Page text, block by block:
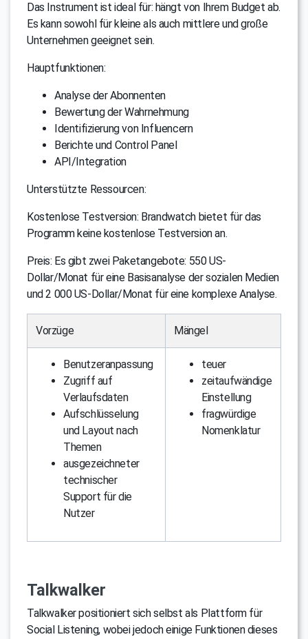
Das Instrument ist ideal für: hängt von Ihrem Budget ab.
Es kann sowohl für kleine als auch mittlere und große
Unternehmen geeignet sein.
Hauptfunktionen:
Analyse der Abonnenten
Bewertung der Wahrnehmung
Identifizierung von Influencern
Berichte und Control Panel
API/Integration
Unterstützte Ressourcen:
Kostenlose Testversion: Brandwatch bietet für das
Programm keine kostenlose Testversion an.
Preis: Es gibt zwei Paketangebote: 550 US-
Dollar/Monat für eine Basisanalyse der sozialen Medien
und 2 000 US-Dollar/Monat für eine komplexe Analyse.
Vorzüge Mängel
Benutzeranpassung
Zugriff auf
Verlaufsdaten
Aufschlüsselung
und Layout nach
Themen
ausgezeichneter
technischer
Support für die
Nutzer
teuer
zeitaufwändige
Einstellung
fragwürdige
Nomenklatur
Talkwalker
Talkwalker positioniert sich selbst als Plattform für
Social Listening, wobei jedoch einige Funktionen dieses